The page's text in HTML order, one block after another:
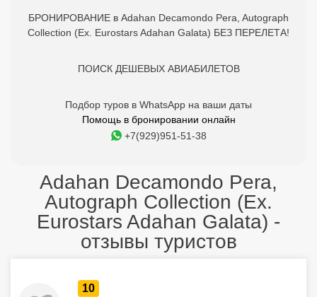
БРОНИРОВАНИЕ в Adahan Decamondo Pera, Autograph
Collection (Ex. Eurostars Adahan Galata) БЕЗ ПЕРЕЛЕТА!
ПОИСК ДЕШЕВЫХ АВИАБИЛЕТОВ
Подбор туров в WhatsApp на ваши даты
Помощь в бронировании онлайн
+7(929)951-51-38
Adahan Decamondo Pera,
Autograph Collection (Ex.
Eurostars Adahan Galata) -
отзывы туристов
10